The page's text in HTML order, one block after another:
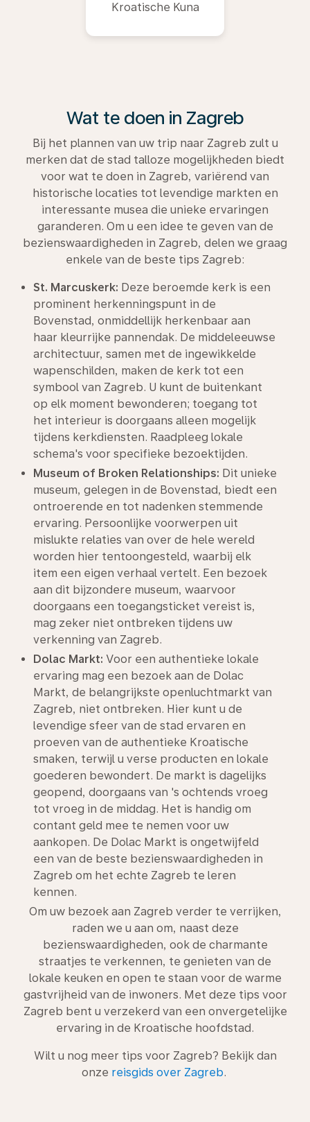
Kroatische Kuna
Wat te doen in Zagreb
Bij het plannen van uw trip naar Zagreb zult u
merken dat de stad talloze mogelijkheden biedt
voor wat te doen in Zagreb, variërend van
historische locaties tot levendige markten en
interessante musea die unieke ervaringen
garanderen. Om u een idee te geven van de
bezienswaardigheden in Zagreb, delen we graag
enkele van de beste tips Zagreb:
St. Marcuskerk: Deze beroemde kerk is een
prominent herkenningspunt in de
Bovenstad, onmiddellijk herkenbaar aan
haar kleurrijke pannendak. De middeleeuwse
architectuur, samen met de ingewikkelde
wapenschilden, maken de kerk tot een
symbool van Zagreb. U kunt de buitenkant
op elk moment bewonderen; toegang tot
het interieur is doorgaans alleen mogelijk
tijdens kerkdiensten. Raadpleeg lokale
schema's voor specifieke bezoektijden.
Museum of Broken Relationships: Dit unieke
museum, gelegen in de Bovenstad, biedt een
ontroerende en tot nadenken stemmende
ervaring. Persoonlijke voorwerpen uit
mislukte relaties van over de hele wereld
worden hier tentoongesteld, waarbij elk
item een eigen verhaal vertelt. Een bezoek
aan dit bijzondere museum, waarvoor
doorgaans een toegangsticket vereist is,
mag zeker niet ontbreken tijdens uw
verkenning van Zagreb.
Dolac Markt: Voor een authentieke lokale
ervaring mag een bezoek aan de Dolac
Markt, de belangrijkste openluchtmarkt van
Zagreb, niet ontbreken. Hier kunt u de
levendige sfeer van de stad ervaren en
proeven van de authentieke Kroatische
smaken, terwijl u verse producten en lokale
goederen bewondert. De markt is dagelijks
geopend, doorgaans van 's ochtends vroeg
tot vroeg in de middag. Het is handig om
contant geld mee te nemen voor uw
aankopen. De Dolac Markt is ongetwijfeld
een van de beste bezienswaardigheden in
Zagreb om het echte Zagreb te leren
kennen.
Om uw bezoek aan Zagreb verder te verrijken,
raden we u aan om, naast deze
bezienswaardigheden, ook de charmante
straatjes te verkennen, te genieten van de
lokale keuken en open te staan voor de warme
gastvrijheid van de inwoners. Met deze tips voor
Zagreb bent u verzekerd van een onvergetelijke
ervaring in de Kroatische hoofdstad.
Wilt u nog meer tips voor Zagreb? Bekijk dan
onze reisgids over Zagreb.